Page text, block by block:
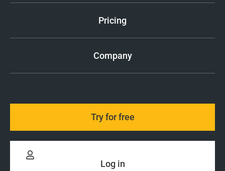
Pricing
Company
Try for free
Log in